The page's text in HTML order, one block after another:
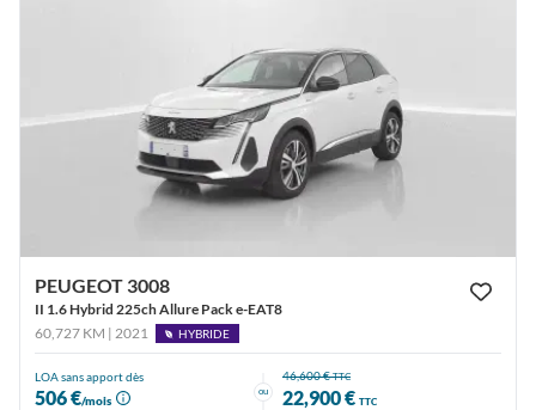
PEUGEOT 3008
II 1.6 Hybrid 225ch Allure Pack e-EAT8
60,727 KM | 2021
HYBRIDE
LOA sans apport dès
506 €/mois
ou
46,600 €TTC
22,900 € TTC